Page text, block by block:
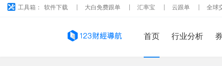
工具箱： 软件下载 大白免费跟单 汇率宝 云跟单 全球
首页 行业分析